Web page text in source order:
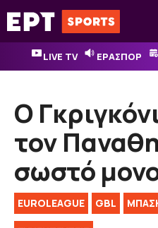
Μετάβαση
σε
περιεχόμενο
LIVE TV ΕΡΑΣΠΟΡ
Ο
τον
σωστό
EUROLEAGUE GBL